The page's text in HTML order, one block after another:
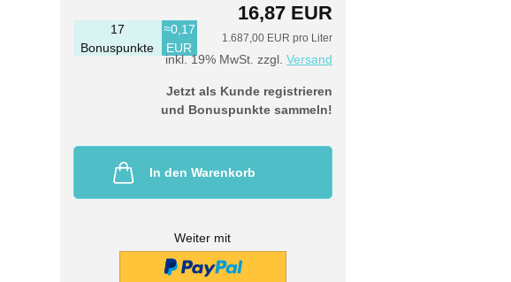
16,87 EUR
1.687,00 EUR pro Liter
inkl. 19% MwSt. zzgl. Versand
17
Bonuspunkte
≈0,17
EUR
Jetzt als Kunde registrieren
und Bonuspunkte sammeln!
In den Warenkorb
Weiter mit